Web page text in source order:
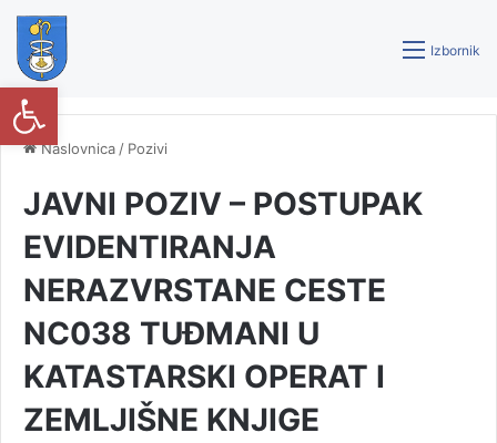
Izbornik
Naslovnica / Pozivi
JAVNI POZIV – POSTUPAK
EVIDENTIRANJA
NERAZVRSTANE CESTE
NC038 TUĐMANI U
KATASTARSKI OPERAT I
ZEMLJIŠNE KNJIGE
Open toolbar